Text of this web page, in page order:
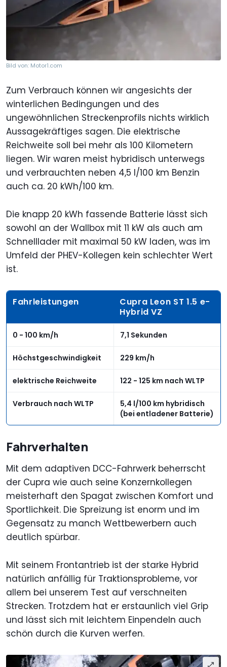
Bild von: Motor1.com
Zum Verbrauch können wir angesichts der
winterlichen Bedingungen und des
ungewöhnlichen Streckenprofils nichts wirklich
Aussagekräftiges sagen. Die elektrische
Reichweite soll bei mehr als 100 Kilometern
liegen. Wir waren meist hybridisch unterwegs
und verbrauchten neben 4,5 l/100 km Benzin
auch ca. 20 kWh/100 km.
Die knapp 20 kWh fassende Batterie lässt sich
sowohl an der Wallbox mit 11 kW als auch am
Schnelllader mit maximal 50 kW laden, was im
Umfeld der PHEV-Kollegen kein schlechter Wert
ist.
Fahrleistungen
Cupra Leon ST 1.5 e-
Hybrid VZ
0 - 100 km/h 7,1 Sekunden
Höchstgeschwindigkeit 229 km/h
elektrische Reichweite 122 - 125 km nach WLTP
Verbrauch nach WLTP
5,4 l/100 km hybridisch
(bei entladener Batterie)
Fahrverhalten
Mit dem adaptiven DCC-Fahrwerk beherrscht
der Cupra wie auch seine Konzernkollegen
meisterhaft den Spagat zwischen Komfort und
Sportlichkeit. Die Spreizung ist enorm und im
Gegensatz zu manch Wettbewerbern auch
deutlich spürbar.
Mit seinem Frontantrieb ist der starke Hybrid
natürlich anfällig für Traktionsprobleme, vor
allem bei unserem Test auf verschneiten
Strecken. Trotzdem hat er erstaunlich viel Grip
und lässt sich mit leichtem Einpendeln auch
schön durch die Kurven werfen.